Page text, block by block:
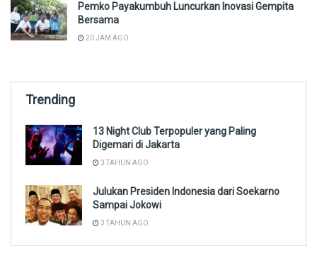
Pemko Payakumbuh Luncurkan Inovasi Gempita
Bersama
20 JAM AGO
Trending
13 Night Club Terpopuler yang Paling
Digemari di Jakarta
3 TAHUN AGO
Julukan Presiden Indonesia dari Soekarno
Sampai Jokowi
3 TAHUN AGO